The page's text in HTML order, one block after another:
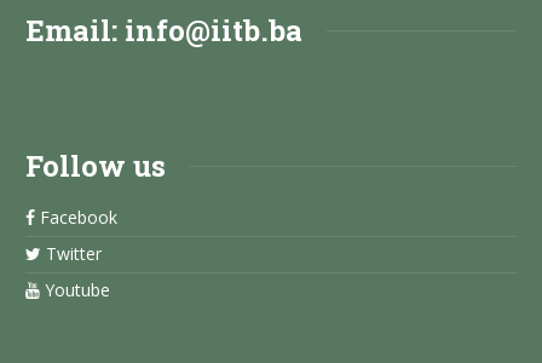
Email: info@iitb.ba
Follow us
Facebook
Twitter
Youtube